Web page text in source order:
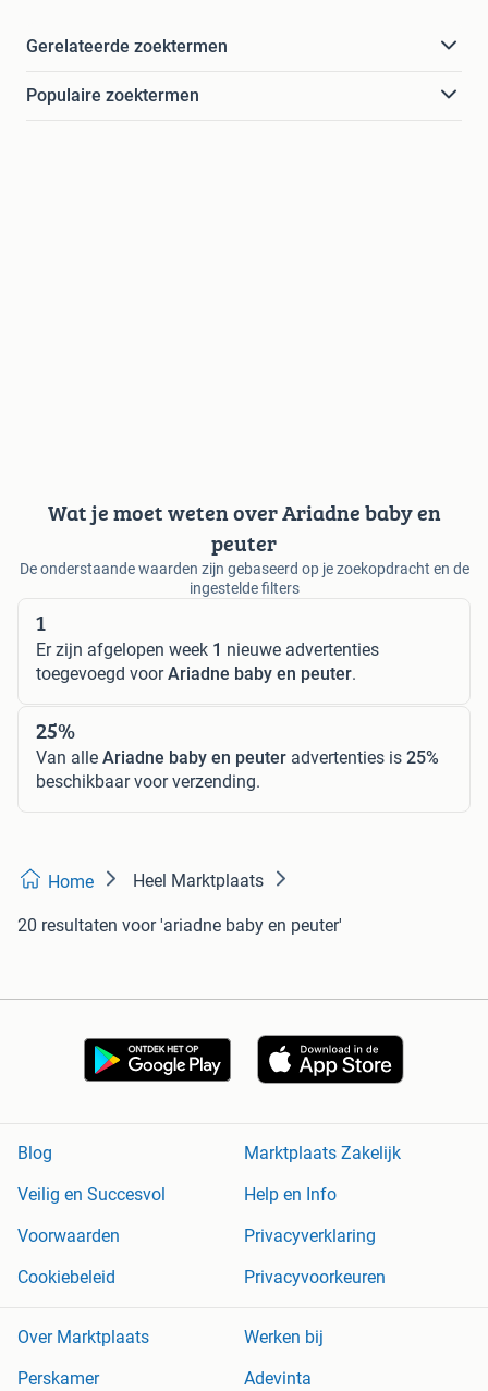
Gerelateerde zoektermen
Populaire zoektermen
Wat je moet weten over Ariadne baby en
peuter
De onderstaande waarden zijn gebaseerd op je zoekopdracht en de
ingestelde filters
1
Er zijn afgelopen week 1 nieuwe advertenties
toegevoegd voorAriadne baby en peuter.
25%
Van alle Ariadne baby en peuter advertenties is 25%
beschikbaar voor verzending.
Home Heel Marktplaats
20 resultaten voor 'ariadne baby en peuter'
Blog
Marktplaats Zakelijk
Veilig en Succesvol
Help en Info
Voorwaarden
Privacyverklaring
Cookiebeleid
Privacyvoorkeuren
Over Marktplaats
Werken bij
Perskamer
Adevinta